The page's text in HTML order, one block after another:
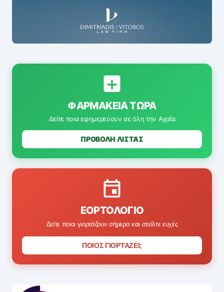
ΦΑΡΜΑΚΕΊΑ ΤΏΡΑ
Δείτε ποια εφημερεύουν σε όλη την Αχαΐα
ΠΡΟΒΟΛΗ ΛΙΣΤΑΣ
ΕΟΡΤΟΛΌΓΙΟ
Δείτε ποιοι γιορτάζουν σήμερα και στείλτε ευχές
ΠΟΙΟΣ ΓΙΟΡΤΑΖΕΙ;